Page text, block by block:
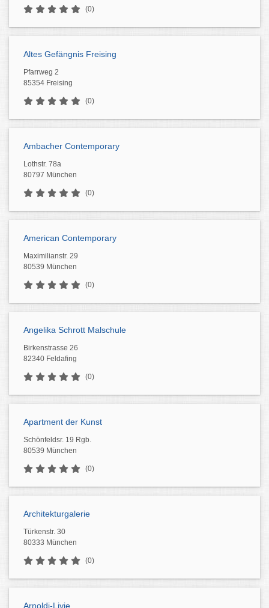
(0)
Altes Gefängnis Freising
Pfarrweg 2
85354 Freising
(0)
Ambacher Contemporary
Lothstr. 78a
80797 München
(0)
American Contemporary
Maximilianstr. 29
80539 München
(0)
Angelika Schrott Malschule
Birkenstrasse 26
82340 Feldafing
(0)
Apartment der Kunst
Schönfeldsr. 19 Rgb.
80539 München
(0)
Architekturgalerie
Türkenstr. 30
80333 München
(0)
Arnoldi-Livie